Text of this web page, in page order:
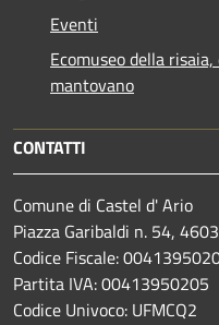
Eventi
Ecomuseo della
mantovano
CONTATTI
Comune di Castel d' Ario
Piazza Garibaldi n. 54,
Codice Fiscale:
Partita IVA: 00413950205
Codice Univoco: UFMCQ2